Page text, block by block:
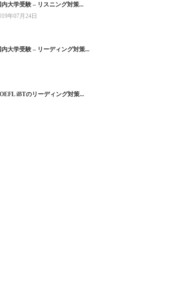
内大学受験 – リスニング対策...
年07月24日
内大学受験 – リーディング対策...
iBTのリーディング対策...